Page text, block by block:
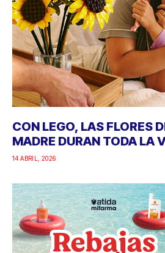
CON LEGO, LAS FLORES
MADRE DURAN TODA LA
14 ABRIL, 2026